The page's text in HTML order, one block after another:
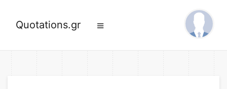
Quotations.gr